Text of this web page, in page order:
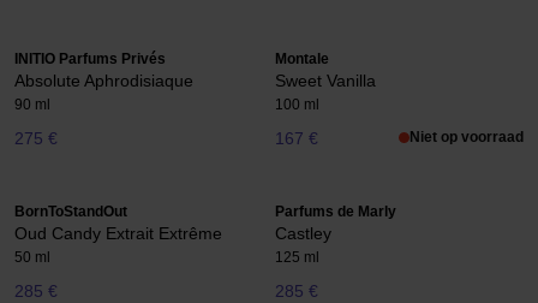
INITIO Parfums Privés
Absolute Aphrodisiaque
90 ml
275 €
Montale
Sweet Vanilla
100 ml
167 € Niet op voorraad
BornToStandOut
Oud Candy Extrait Extrême
50 ml
285 €
Parfums de Marly
Castley
125 ml
285 €